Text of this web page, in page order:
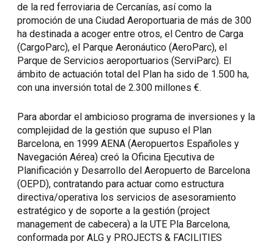
de la red ferroviaria de Cercanías, así como la
promoción de una Ciudad Aeroportuaria de más de 300
ha destinada a acoger entre otros, el Centro de Carga
(CargoParc), el Parque Aeronáutico (AeroParc), el
Parque de Servicios aeroportuarios (ServiParc). El
ámbito de actuación total del Plan ha sido de 1.500 ha,
con una inversión total de 2.300 millones €.
Para abordar el ambicioso programa de inversiones y la
complejidad de la gestión que supuso el Plan
Barcelona, en 1999 AENA (Aeropuertos Españoles y
Navegación Aérea) creó la Oficina Ejecutiva de
Planificación y Desarrollo del Aeropuerto de Barcelona
(OEPD), contratando para actuar como estructura
directiva/operativa los servicios de asesoramiento
estratégico y de soporte a la gestión (project
management de cabecera) a la UTE Pla Barcelona,
conformada por ALG y PROJECTS & FACILITIES